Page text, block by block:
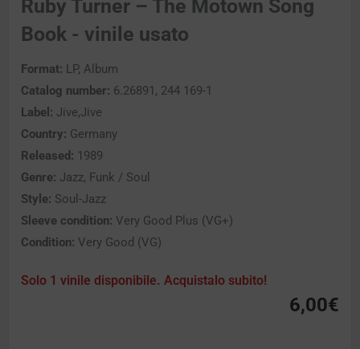
Ruby Turner – The Motown Song
Book - vinile usato
Format: LP, Album
Catalog number: 6.26891, 244 169-1
Label: Jive,Jive
Country: Germany
Released: 1989
Genre: Jazz, Funk / Soul
Style: Soul-Jazz
Sleeve condition: Very Good Plus (VG+)
Condition: Very Good (VG)
Solo 1 vinile disponibile. Acquistalo subito!
6,00€